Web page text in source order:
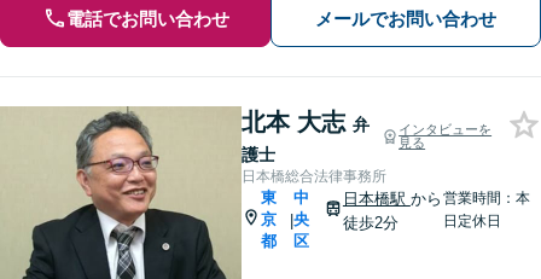
電話でお問い合わせ メールでお問い合わせ
北本 大志 弁
護士
インタビューを
見る
日本橋総合法律事務所
東
京
都
|
中
央
区
日本橋駅 から
徒歩2分
営業時間：本
日定休日